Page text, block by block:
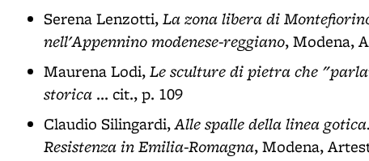
Serena Lenzotti,La zona libera di
nell'Appennino modenese-reggiano, Modena,
Maurena Lodi,Le sculture di pietra che
storica ... cit., p. 109
Claudio Silingardi,Alle spalle della linea
Resistenza in Emilia-Romagna, Modena,